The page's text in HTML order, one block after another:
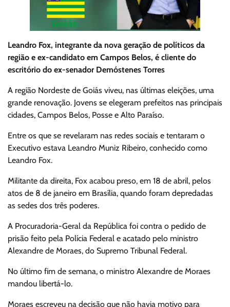
Leandro Fox, integrante da nova geração de políticos da
região e ex-candidato em Campos Belos, é cliente do
escritório do ex-senador Demóstenes Torres
A região Nordeste de Goiás viveu, nas últimas eleições, uma
grande renovação. Jovens se elegeram prefeitos nas principais
cidades, Campos Belos, Posse e Alto Paraíso.
Entre os que se revelaram nas redes sociais e tentaram o
Executivo estava Leandro Muniz Ribeiro, conhecido como
Leandro Fox.
Militante da direita, Fox acabou preso, em 18 de abril, pelos
atos de 8 de janeiro em Brasília, quando foram depredadas
as sedes dos três poderes.
A Procuradoria-Geral da República foi contra o pedido de
prisão feito pela Polícia Federal e acatado pelo ministro
Alexandre de Moraes, do Supremo Tribunal Federal.
No último fim de semana, o ministro Alexandre de Moraes
mandou libertá-lo.
Moraes escreveu na decisão que não havia motivo para